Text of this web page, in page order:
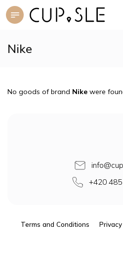
Skip
to
Nike
No goods of brand Nike were
info@
+420
Terms and Conditions